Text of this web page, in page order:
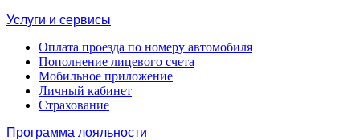
Услуги и сервисы
Оплата проезда по номеру автомобиля
Пополнение лицевого счета
Мобильное приложение
Личный кабинет
Страхование
Программа лояльности